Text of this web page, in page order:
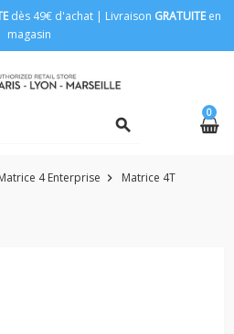
dès 49€ d'achat | Livraison GRATUITEen
magasin
search
0
4 Enterprise chevron_right Matrice 4T